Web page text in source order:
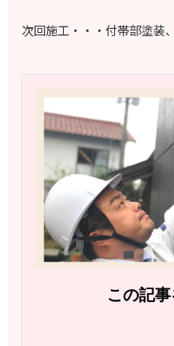
次回施工・・・付帯部塗装
この記